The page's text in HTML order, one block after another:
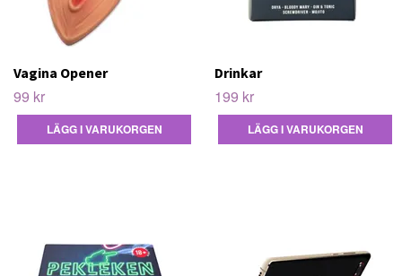
Vagina Opener
99 kr
Drinkar
199 kr